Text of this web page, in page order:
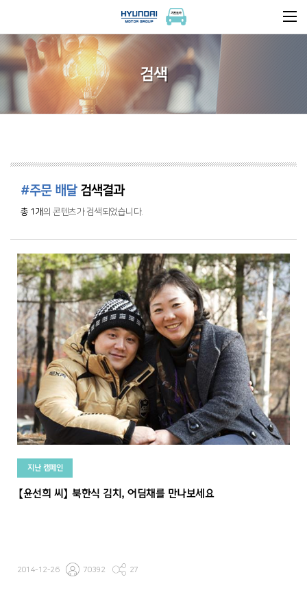
검색
#주문 배달검색결과
총 1개의 콘텐츠가 검색되었습니다.
지난 캠페인
【윤선희 씨】 북한식 김치, 어딤채를 만나보세요
2014-12-26 70392 27